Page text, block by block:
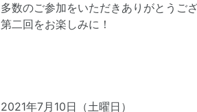
多数のご参加をいただきありがとうご
第二回をお楽しみに！
2021年7月10日（土曜日）